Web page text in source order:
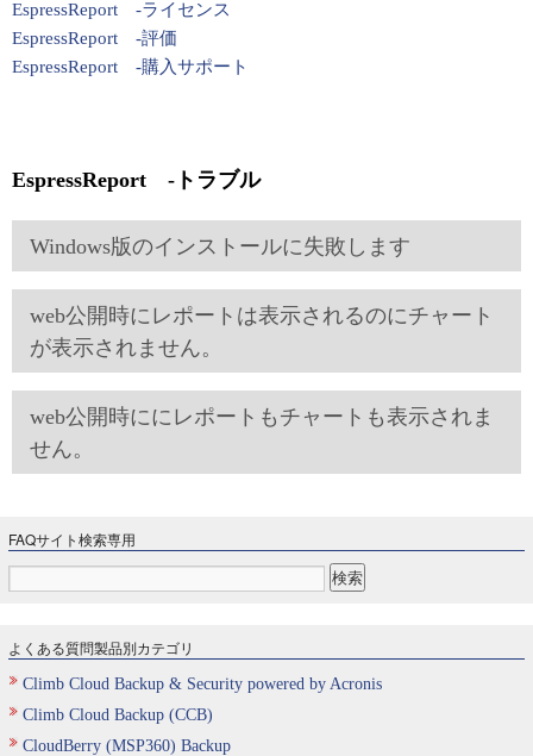
EspressReport -ライセンス
EspressReport -評価
EspressReport -購入サポート
EspressReport -トラブル
Windows版のインストールに失敗します
web公開時にレポートは表示されるのにチャート
が表示されません。
web公開時ににレポートもチャートも表示されま
せん。
FAQサイト検索専用
よくある質問製品別カテゴリ
Climb Cloud Backup & Security powered by Acronis
Climb Cloud Backup (CCB)
CloudBerry (MSP360) Backup